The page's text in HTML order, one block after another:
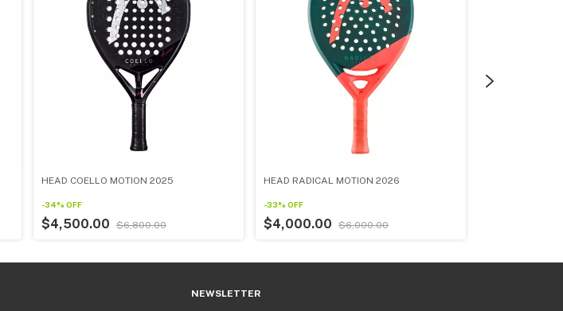
HEAD COELLO MOTION 2025
-34% OFF
$4,500.00 $6,800.00
HEAD RADICAL MOTION 2026
-33% OFF
$4,000.00 $6,000.00
NEWSLETTER